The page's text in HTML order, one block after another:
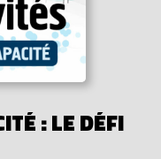
: LE DÉFI